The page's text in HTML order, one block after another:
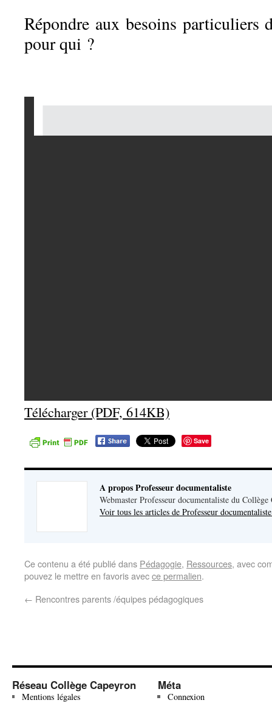
Répondre aux besoins particuliers
pour qui ?
Télécharger (PDF, 614KB)
Save
A propos Professeur documentaliste
Webmaster Professeur documentaliste du Collège
Voir tous les articles de Professeur
Ce contenu a été publié dans Pédagogie, Ressources, avec
pouvez le mettre en favoris avecce permalien.
← Rencontres parents /équipes pédagogiques
Réseau Collège Capeyron
Mentions légales
Méta
Connexion